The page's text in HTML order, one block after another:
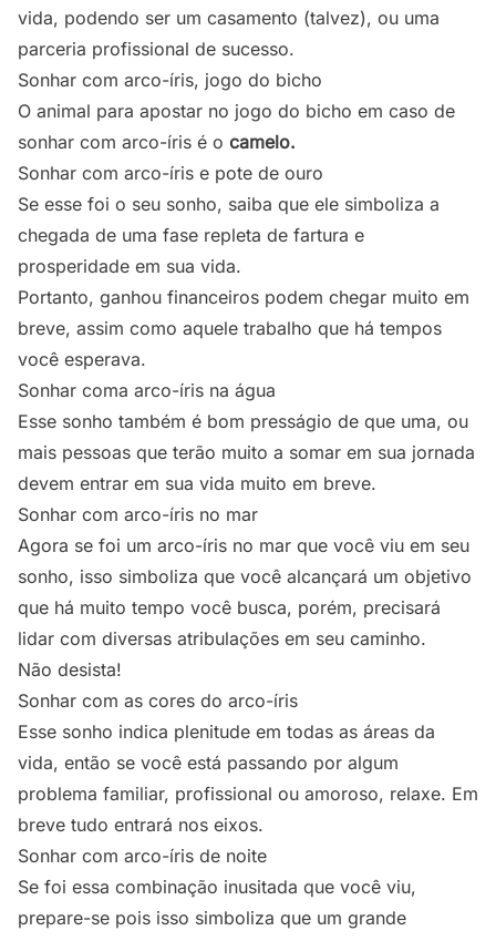
vida, podendo ser um casamento (talvez), ou uma
parceria profissional de sucesso.
Sonhar com arco-íris, jogo do bicho
O animal para apostar no jogo do bicho em caso de
sonhar com arco-íris é o camelo.
Sonhar com arco-íris e pote de ouro
Se esse foi o seu sonho, saiba que ele simboliza a
chegada de uma fase repleta de fartura e
prosperidade em sua vida.
Portanto, ganhou financeiros podem chegar muito em
breve, assim como aquele trabalho que há tempos
você esperava.
Sonhar coma arco-íris na água
Esse sonho também é bom presságio de que uma, ou
mais pessoas que terão muito a somar em sua jornada
devem entrar em sua vida muito em breve.
Sonhar com arco-íris no mar
Agora se foi um arco-íris no mar que você viu em seu
sonho, isso simboliza que você alcançará um objetivo
que há muito tempo você busca, porém, precisará
lidar com diversas atribulações em seu caminho.
Não desista!
Sonhar com as cores do arco-íris
Esse sonho indica plenitude em todas as áreas da
vida, então se você está passando por algum
problema familiar, profissional ou amoroso, relaxe. Em
breve tudo entrará nos eixos.
Sonhar com arco-íris de noite
Se foi essa combinação inusitada que você viu,
prepare-se pois isso simboliza que um grande